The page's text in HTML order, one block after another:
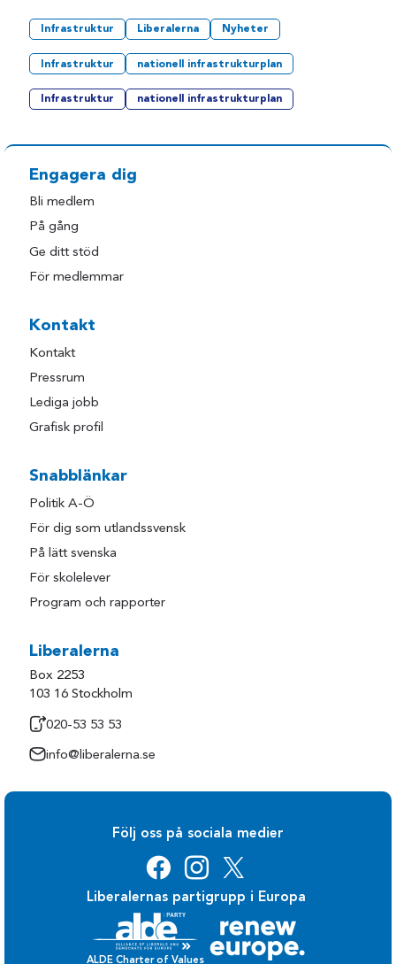
Infrastruktur Liberalerna Nyheter
Infrastruktur nationell infrastrukturplan
Infrastruktur nationell infrastrukturplan
Engagera dig
Bli medlem
På gång
Ge ditt stöd
För medlemmar
Kontakt
Kontakt
Pressrum
Lediga jobb
Grafisk profil
Snabblänkar
Politik A-Ö
För dig som utlandssvensk
På lätt svenska
För skolelever
Program och rapporter
Liberalerna
Box 2253
103 16 Stockholm
020-53 53 53
info@liberalerna.se
Följ oss på sociala medier
Liberalernas partigrupp i Europa
ALDE Charter of Values